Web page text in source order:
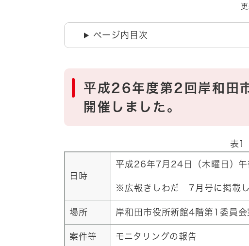
道路・河川・交通
とじる
ページ内目次
平成26年度第2回岸和田
開催しました。
表1
日時
平成26年7月24日（木曜日）
※広報きしわだ 7月号に掲載し
場所 岸和田市役所新館4階第1委員会
案件等 モニタリングの報告